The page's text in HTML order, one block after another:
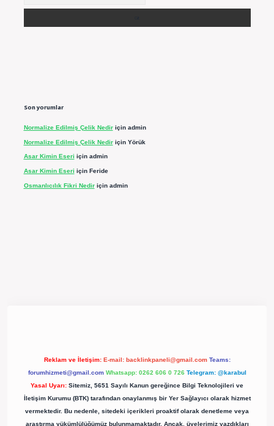
Son yorumlar
Normalize Edilmiş Çelik Nediriçin admin
Normalize Edilmiş Çelik Nediriçin Yörük
Asar Kimin Eseri için admin
Asar Kimin Eseri için Feride
Osmanlıcılık Fikri Nediriçin admin
Reklam ve İletişim: E-mail: backlinkpaneli@gmail.com Teams:
forumhizmeti@gmail.com Whatsapp: 0262 606 0 726 Telegram: @karabul
Yasal Uyarı: Sitemiz, 5651 Sayılı Kanun gereğince Bilgi Teknolojileri ve
İletişim Kurumu (BTK) tarafından onaylanmış bir Yer Sağlayıcı olarak hizmet
vermektedir. Bu nedenle, sitedeki içerikleri proaktif olarak denetleme veya
araştırma yükümlülüğümüz bulunmamaktadır. Ancak, üyelerimiz yazdıkları